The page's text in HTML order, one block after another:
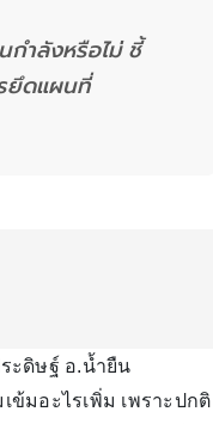
ำลังหรือไม่ ชี้
ยึดแผนที่
ะดิษฐ์ อ.น้ำยืน
ข้มอะไรเพิ่ม เพราะปกติ